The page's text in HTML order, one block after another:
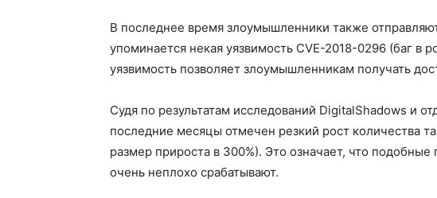
В последнее время злоумышленники также
упоминается некая уязвимость CVE-2018-0296 (баг в
уязвимость позволяет злоумышленникам получать
Судя по результатам исследований DigitalShadows и
последние месяцы отмечен резкий рост количества
размер прироста в 300%). Это означает, что
очень неплохо срабатывают.